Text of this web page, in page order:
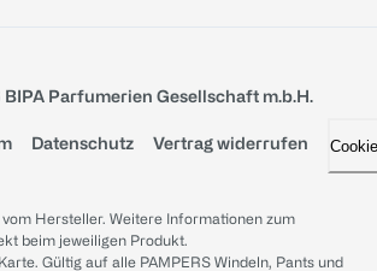
Parfumerien Gesellschaft m.b.H.
Datenschutz Vertrag widerrufen
Hersteller. Weitere Informationen zum
beim jeweiligen Produkt.
Gültig auf alle PAMPERS Windeln, Pants und